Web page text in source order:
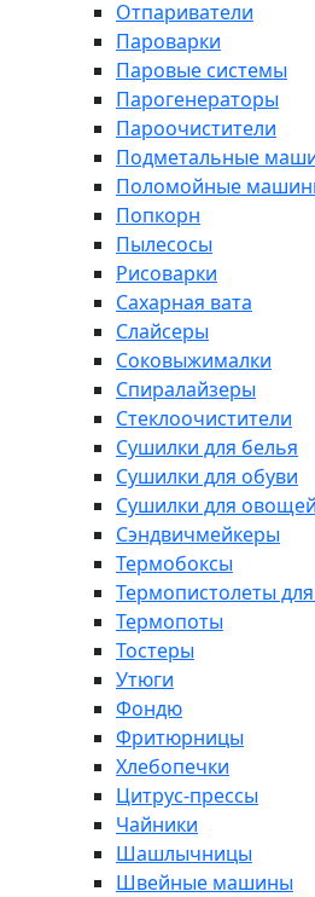
Отпариватели
Пароварки
Паровые системы
Парогенераторы
Пароочистители
Подметальные
Поломойные
Попкорн
Пылесосы
Рисоварки
Сахарная вата
Слайсеры
Соковыжималки
Спиралайзеры
Стеклоочистители
Сушилки для белья
Сушилки для обуви
Сушилки для
Сэндвичмейкеры
Термобоксы
Термопистолеты
Термопоты
Тостеры
Утюги
Фондю
Фритюрницы
Хлебопечки
Цитрус-прессы
Чайники
Шашлычницы
Швейные машины